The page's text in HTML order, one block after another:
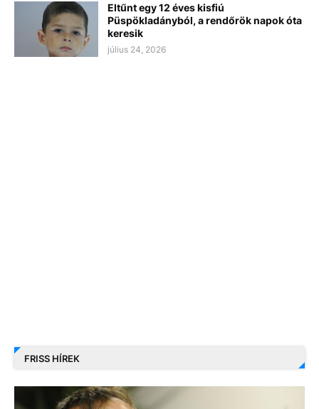
Eltűnt egy 12 éves kisfiú
Püspökladányból, a rendőrök napok óta
keresik
július 24, 2026
FRISS HÍREK